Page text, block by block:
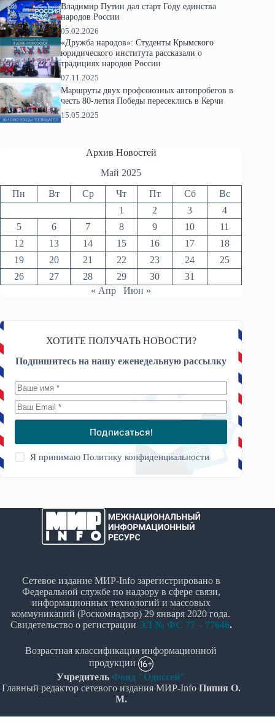
Владимир Путин дал старт Году единства
народов России
05.02.2026
«Дружба народов»: Студенты Крымского
юридического института рассказали о
традициях народов России
07.11.2025
Маршруты двух профсоюзных автопробегов в
честь 80-летия Победы пересеклись в Керчи
15.05.2025
Архив Новостей
Май 2025
Пн Вт Ср Чт Пт Сб
Вс
1
2 3
4
5
6 7 8 9 10
11
12
13 14 15 16 17
18
19
20 21 22 23 24
25
26
27 28 29 30
31
« Апр
Июн »
ХОТИТЕ ПОЛУЧАТЬ НОВОСТИ?
Подпишитесь на нашу еженедельную рассылку
Подписаться!
Я принимаюПолитику конфиденциальности
Сетевое издание МИР-Info зарегистрировано в
Федеральной службе по надзору в сфере связи,
информационных технологий и массовых
коммуникаций (Роскомнадзор) 29 января 2020 года.
Свидетельство о регистрации ЭЛ № ФС 77 – 77646.
Возрастная классификация информационной
продукции
Учредитель Фонд "Одиссей"
Главный редактор сетевого издания МИР-Info Пипия О.
М.